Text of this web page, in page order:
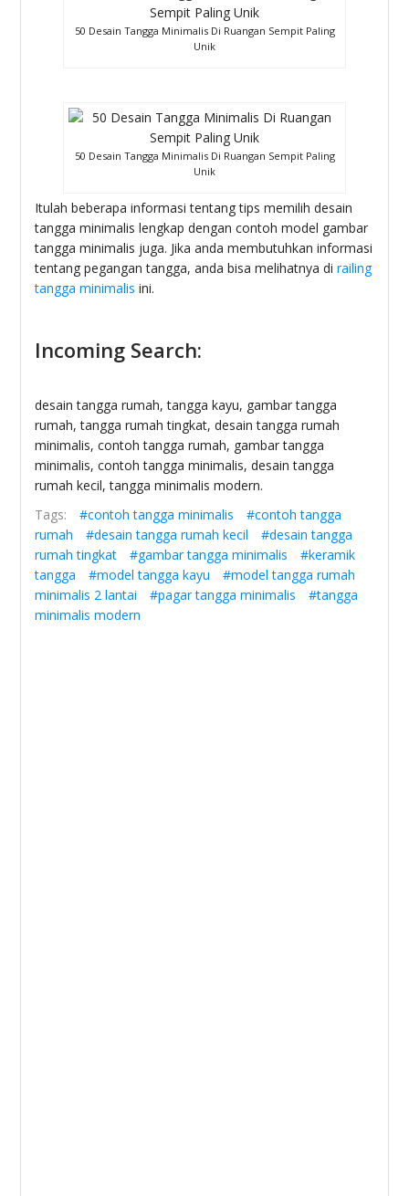
50 Desain Tangga Minimalis Di Ruangan Sempit Paling
Unik
50 Desain Tangga Minimalis Di Ruangan Sempit Paling
Unik
Itulah beberapa informasi tentang tips memilih desain
tangga minimalis lengkap dengan contoh model gambar
tangga minimalis juga. Jika anda membutuhkan informasi
tentang pegangan tangga, anda bisa melihatnya dirailing
tangga minimalis ini.
Incoming Search:
desain tangga rumah, tangga kayu, gambar tangga
rumah, tangga rumah tingkat, desain tangga rumah
minimalis, contoh tangga rumah, gambar tangga
minimalis, contoh tangga minimalis, desain tangga
rumah kecil, tangga minimalis modern.
Tags:
#contoh tangga minimalis
#contoh tangga
rumah
#desain tangga rumah kecil
#desain tangga
rumah tingkat
#gambar tangga minimalis
#keramik
tangga
#model tangga kayu
#model tangga rumah
minimalis 2 lantai
#pagar tangga minimalis
#tangga
minimalis modern